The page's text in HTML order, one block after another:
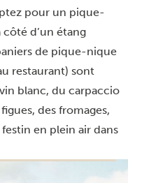
pour un pique-
côté d’un étang
de pique-nique
restaurant) sont
blanc, du carpaccio
des fromages,
en plein air dans